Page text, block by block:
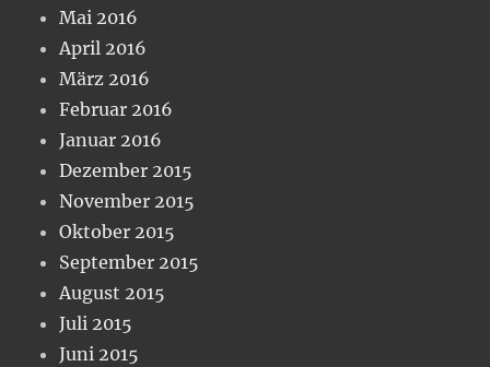
Mai 2016
April 2016
März 2016
Februar 2016
Januar 2016
Dezember 2015
November 2015
Oktober 2015
September 2015
August 2015
Juli 2015
Juni 2015